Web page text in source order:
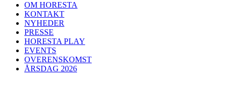
OM HORESTA
KONTAKT
NYHEDER
PRESSE
HORESTA PLAY
EVENTS
OVERENSKOMST
ÅRSDAG 2026